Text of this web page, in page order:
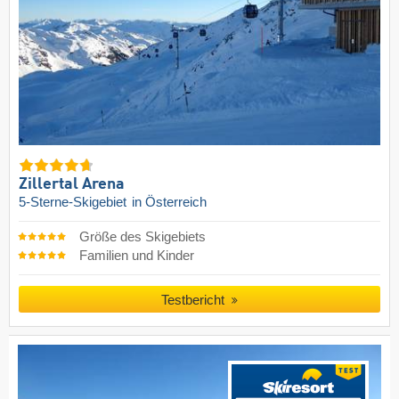
Zillertal Arena
5-Sterne-Skigebiet in Österreich
Größe des Skigebiets
Familien und Kinder
Testbericht